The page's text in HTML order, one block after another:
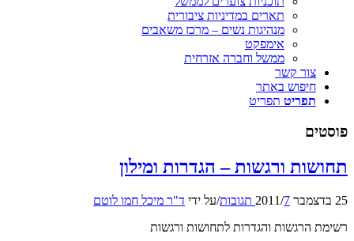
תארים במדיניות ציבורית
מנהיגות נשים – מרכז משאבים
אימפקט
ממשל וחברה אזרחית
צור קשר
חיפוש באתר
תפריט תפריט
פוסטים
תחושות ורגשות – הגדרות ומילון
25 בדצמבר 2011 /7 תגובות /על ידי ד"ר מיכל חמו לוטם
רשימת הרגשות והגדרות לתחושות ורגשות